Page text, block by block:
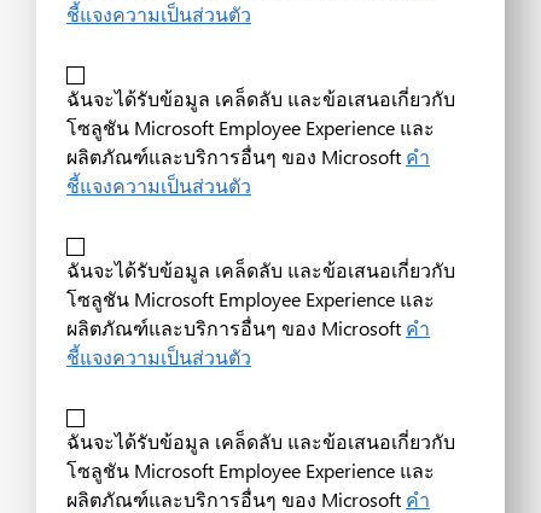
ชี้แจงความเป็นส่วนตัว
ฉันจะได้รับข้อมูล เคล็ดลับ และข้อเสนอเกี่ยวกับ
โซลูชัน Microsoft Employee Experience และ
ผลิตภัณฑ์และบริการอื่นๆ ของ Microsoft คำ
ชี้แจงความเป็นส่วนตัว
ฉันจะได้รับข้อมูล เคล็ดลับ และข้อเสนอเกี่ยวกับ
โซลูชัน Microsoft Employee Experience และ
ผลิตภัณฑ์และบริการอื่นๆ ของ Microsoft คำ
ชี้แจงความเป็นส่วนตัว
ฉันจะได้รับข้อมูล เคล็ดลับ และข้อเสนอเกี่ยวกับ
โซลูชัน Microsoft Employee Experience และ
ผลิตภัณฑ์และบริการอื่นๆ ของ Microsoft คำ